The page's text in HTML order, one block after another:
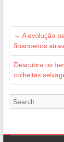
← A evolução
financeiros
Descubra os
colheitas